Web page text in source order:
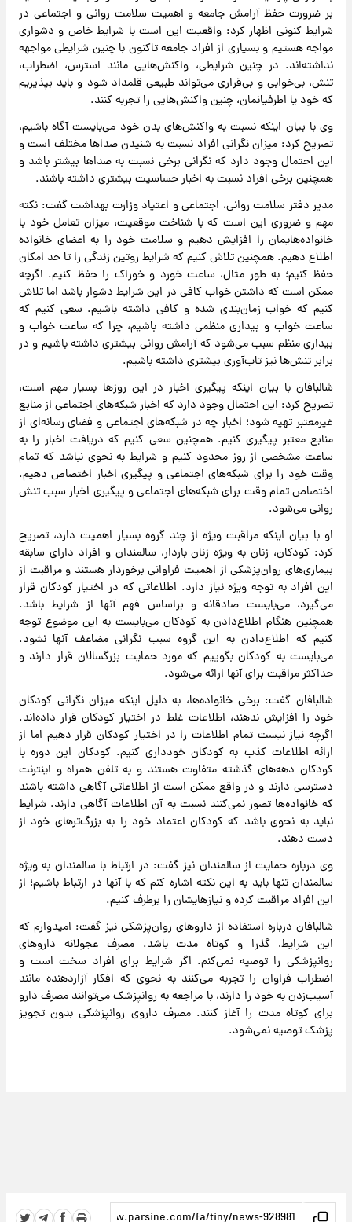
بر ضرورت حفظ آرامش جامعه و اهمیت سلامت روانی و اجتماعی در
شرایط کنونی اظهار کرد: واقعیت این است با شرایط خاص و دشواری
مواجه هستیم و بسیاری از افراد جامعه تاکنون با چنین شرایطی مواجهه
نداشته‌اند. در چنین شرایطی، واکنش‌هایی مانند استرس، اضطراب،
تنش، بی‌خوابی و بی‌قراری می‌تواند طبیعی قلمداد شود و باید بپذیریم
که خود یا اطرفیانمان، چنین واکنش‌هایی را تجربه کنند.
وی با بیان اینکه نسبت به واکنش‌های بدن خود می‌بایست آگاه باشیم،
تصریح کرد: میزان نگرانی افراد نسبت به شنیدن صداها مختلف است و
این احتمال وجود دارد که نگرانی برخی نسبت به صداها بیشتر باشد و
همچنین برخی افراد نسبت به اخبار حساسیت بیشتری داشته باشند.
مدیر دفتر سلامت روانی، اجتماعی و اعتیاد وزارت بهداشت گفت: نکته
مهم و ضروری این است که با شناخت موقعیت، میزان تعامل خود با
خانواده‌هایمان را افزایش دهیم و سلامت خود را به اعضای خانواده
اطلاع دهیم. همچنین تلاش کنیم که شرایط روتین زندگی را تا حد امکان
حفظ کنیم؛ به طور مثال، ساعت خورد و خوراک را حفظ کنیم. اگرچه
ممکن است که داشتن خواب کافی در این شرایط دشوار باشد اما تلاش
کنیم که خواب زمان‌بندی شده و کافی داشته باشیم. سعی کنیم که
ساعت خواب و بیداری منظمی داشته باشیم، چرا که ساعت خواب و
بیداری منظم سبب می‌شود که آرامش روانی بیشتری داشته باشیم و در
برابر تنش‌ها نیز تاب‌آوری بیشتری داشته باشیم.
شالبافان با بیان اینکه پیگیری اخبار در این روزها بسیار مهم است،
تصریح کرد: این احتمال وجود دارد که اخبار شبکه‌های اجتماعی از منابع
غیرمعتبر تهیه شود؛ اخبار چه در شبکه‌های اجتماعی و فضای رسانه‌ای از
منابع معتبر پیگیری کنیم. همچنین سعی کنیم که دریافت اخبار را به
ساعت مشخصی از روز محدود کنیم و شرایط به نحوی نباشد که تمام
وقت خود را برای شبکه‌های اجتماعی و پیگیری اخبار اختصاص دهیم.
اختصاص تمام وقت برای شبکه‌های اجتماعی و پیگیری اخبار سبب تنش
روانی می‌شود.
او با بیان اینکه مراقبت ویژه از چند گروه بسیار اهمیت دارد، تصریح
کرد: کودکان، زنان به ویژه زنان باردار، سالمندان و افراد دارای سابقه
بیماری‌های روان‌پزشکی از اهمیت فراوانی برخوردار هستند و مراقبت از
این افراد به توجه ویژه نیاز دارد. اطلاعاتی که در اختیار کودکان قرار
می‌گیرد، می‌بایست صادقانه و براساس فهم آنها از شرایط باشد.
همچنین هنگام اطلاع‌دادن به کودکان می‌بایست به این موضوع توجه
کنیم که اطلاع‌دادن به این گروه سبب نگرانی مضاعف آنها نشود.
می‌بایست به کودکان بگوییم که مورد حمایت بزرگسالان قرار دارند و
حداکثر مراقبت برای آنها ارائه می‌شود.
شالبافان گفت: برخی خانواده‌ها، به دلیل اینکه میزان نگرانی کودکان
خود را افزایش ندهند، اطلاعات غلط در اختیار کودکان قرار داده‌اند.
اگرچه نیاز نیست تمام اطلاعات را در اختیار کودکان قرار دهیم اما از
ارائه اطلاعات کذب به کودکان خودداری کنیم. کودکان این دوره با
کودکان دهه‌های گذشته متفاوت هستند و به تلفن همراه و اینترنت
دسترسی دارند و در واقع ممکن است از اطلاعاتی آگاهی داشته باشند
که خانواده‌ها تصور نمی‌کنند نسبت به آن اطلاعات آگاهی دارند. شرایط
نباید به نحوی باشد که کودکان اعتماد خود را به بزرگ‌ترهای خود از
دست دهند.
وی درباره حمایت از سالمندان نیز گفت: در ارتباط با سالمندان به ویژه
سالمندان تنها باید به این نکته اشاره کنم که با آنها در ارتباط باشیم؛ از
این افراد مراقبت کرده و نیازهایشان را برطرف کنیم.
شالبافان درباره استفاده از داروهای روان‌پزشکی نیز گفت: امیدوارم که
این شرایط، گذرا و کوتاه مدت باشد. مصرف عجولانه داروهای
روانپزشکی را توصیه نمی‌کنم. اگر شرایط برای افراد سخت است و
اضطراب فراوان را تجربه می‌کنند به نحوی که افکار آزاردهنده مانند
آسیب‌زدن به خود را دارند، با مراجعه به روانپزشک می‌توانند مصرف دارو
برای کوتاه مدت را آغاز کنند. مصرف داروی روانپزشکی بدون تجویز
پزشک توصیه نمی‌شود.